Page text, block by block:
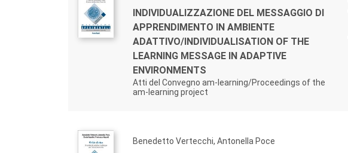
INDIVIDUALIZZAZIONE DEL MESSAGGIO DI
APPRENDIMENTO IN AMBIENTE
ADATTIVO/INDIVIDUALISATION OF THE
LEARNING MESSAGE IN ADAPTIVE
ENVIRONMENTS
Atti del Convegno am-learning/Proceedings of the
am-learning project
Benedetto Vertecchi, Antonella Poce